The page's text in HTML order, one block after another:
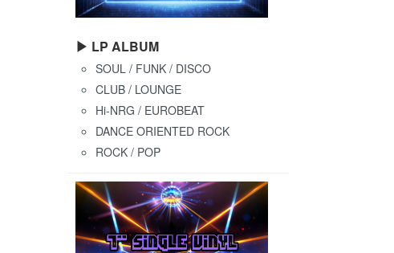
▶ LP ALBUM
SOUL / FUNK / DISCO
CLUB / LOUNGE
Hi-NRG / EUROBEAT
DANCE ORIENTED ROCK
ROCK / POP